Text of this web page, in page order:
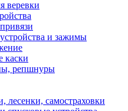
веревки
и зажимы
каски
репшнуры
лесенки, самостраховки